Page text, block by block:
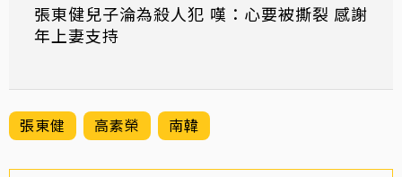
張東健兒子淪為殺人犯 嘆：心要被撕裂 感謝
年上妻支持
張東健 高素榮 南韓